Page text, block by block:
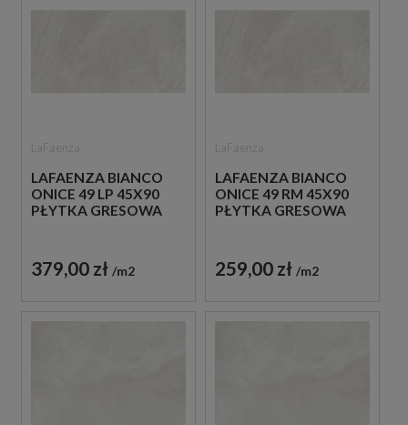
LAFAENZA BIANCO
ONICE 49 LP 45X90
PŁYTKA GRESOWA
379,00 zł m2
LAFAENZA BIANCO
ONICE 49 RM 45X90
PŁYTKA GRESOWA
259,00 zł m2